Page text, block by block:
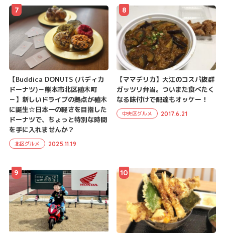
【Buddica DONUTS (バディカ
ドーナツ)－熊本市北区植木町
－】新しいドライブの拠点が植木
に誕生☆日本一の軽さを目指した
ドーナツで、ちょっと特別な時間
を手に入れませんか？
北区グルメ 2025.11.19
7
【ママデリカ】大江のコスパ抜群
ガッツリ弁当。ついまた食べたく
なる味付けで配達もオッケー！
中央区グルメ 2017.6.21
8
9 10